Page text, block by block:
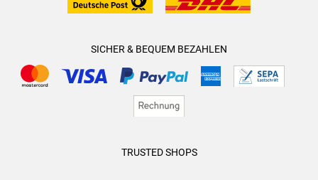
SICHER & BEQUEM BEZAHLEN
TRUSTED SHOPS